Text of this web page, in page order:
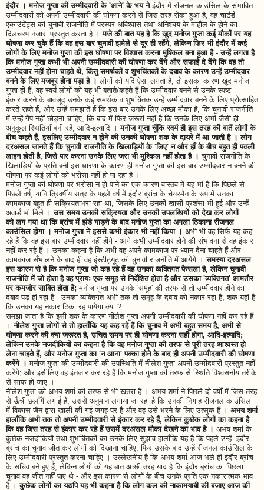
इंदौर । मनोज गुप्ता की उम्मीदवारी के 'आने' के भय नेइंदौर में रीजनल काउंसिल के संभावित
उम्मीदवारों को अपनी उम्मीदवारी की घोषणा करने से जिस तरह रोका हुआ है, वह चार्टर्ड
एकाउंटेंट्स की चुनावी राजनीति में परस्पर अविश्वास तथा अनिश्चय के माहौल के होने का
दिलचस्प नजारा प्रस्तुत करता है ।मजे की बात यह है कि खुद मनोज गुप्ता कई मौकों पर यह
घोषणा कर चुके हैं कि वह इस बार चुनावी झमेले से दूर ही रहेंगे, लेकिन फिर भी इंदौर में कई
लोगों के लिए मनोज गुप्ता की इस घोषणा पर विश्वास करना मुश्किल बना हुआ है - उन्हें लगता है
कि मनोज गुप्ता कभी भी अपनी उम्मीदवारी की घोषणा कर देंगे और सफाई दे देंगे कि वह तो
उम्मीदवार नहीं होना चाहते थे, किंतु समर्थकों व शुभचिंतकों के दबाव के कारण उन्हें उम्मीदवार
बनने के लिए मजबूर होना पड़ा है । लोगों को यदि ऐसा लगता है, तो इसका कारण खुद मनोज
गुप्ता ही हैं; वह स्वयं लोगों को यह भी बताते/कहते हैं कि उम्मीदवार बनने से उनके स्पष्ट
इंकार करने के बावजूद उनके कई समर्थक व शुभचिंतक उन्हें उम्मीदवार बनने के लिए प्रोत्साहित
करते रहते हैं, और उन्हें समझाते हैं कि इस बार उनके लिए अच्छा मौका है, कि चुनावी राजनीति
में उन्हें गैप नहीं छोड़ना चाहिए, कि बाद में फिर जरूरी नहीं है कि उनके लिए अभी जैसी ही
अनुकूल स्थितियाँ बनी रहें, आदि-इत्यादि ।मनोज गुप्ता चूँकि स्वयं ही इस तरह की बातें लोगों के
बीच कहते हैं, इसलिए उम्मीदवार न होने की उनकी घोषणा शक के दायरे में आ जाती है । लोग
दरअसल जानते हैं कि चुनावी राजनीति के खिलाड़ियों के 'लिए' न और हाँ के बीच बहुत ही पतली
लाइन होती है, जिसे पार करना उनके लिए जरा भी मुश्किल नहीं होता है । चुनावी राजनीति के
खिलाड़ियों के प्रति बनी इस धारणा के कारण ही मनोज गुप्ता की इस बार उम्मीदवार न बनने की
घोषणा पर कई लोगों को भरोसा नहीं हो पा रहा है ।
मनोज गुप्ता की घोषणा पर भरोसा न हो पाने का एक कारण वास्तव में यह भी है कि पिछले से
पिछले वर्ष, यानि त्रिवर्षीय सत्र के पहले वर्ष में इंदौर ब्रांच के चेयरमैन के रूप में उनका
कामकाज बहुत ही सक्रियताभरा रहा था, जिसके लिए उनकी खासी प्रशंसा भी हुई और उन्हें
अवार्ड भी मिले ।उस समय उनकी सक्रियता और उनकी उपलब्धियों को देख कर लोगों
को लग गया था कि ब्रांच में झंडे गाड़ने के बाद मनोज गुप्ता का अगला ठिकाना रीजनल
काउंसिल होगा । मनोज गुप्ता ने इससे कभी इंकार भी नहीं किया । अभी भी वह सिर्फ यह कह
रहे हैं कि वह इस बार उम्मीदवार नहीं होंगे - आगे कभी उम्मीदवार होने की संभावना से वह इंकार
नहीं कर रहे हैं । उनका कहना है कि अभी वह अपने कामकाज पर ध्यान देना चाहते हैं और
कामकाज सँभालने के बाद ही वह इंस्टीट्यूट की चुनावी राजनीति में आयेंगे ।समस्या दरअसल
इस कारण से है कि मनोज गुप्ता जो कह रहे हैं वह उनका व्यक्तिगत फैसला है, लेकिन चुनावी
राजनीति में जो होता है वह प्रायः एक समूह से निर्देशित होता है और उसका 'व्यक्तिगत' आमतौर
पर कमजोर साबित होता है; मनोज गुप्ता पर उनके 'समूह' की तरफ से तो उम्मीदवार होने का
दबाव पड़ ही रहा है - उनका व्यक्तिगत अभी तक तो समूह के दबाव को नकार रहा है; शक यही है
कि उनका यह नकार टिका रह पायेगा क्या ?
समझा जाता है कि इसी शक के कारण नीलेश गुप्ता अपनी उम्मीदवारी की घोषणा नहीं कर रहे हैं
।नीलेश गुप्ता लोगों से तो हालाँकि यह कह रहे हैं कि चुनाव में अभी बहुत समय है, अभी से
घोषणा करने की क्या जरूरत है, उचित समय पर ही घोषणा करना सही होगा, आदि-इत्यादि;
लेकिन उनके नजदीकियों का कहना है कि वह मनोज गुप्ता की तरफ से पूरी तरह आश्वस्त हो
लेना चाहते हैं, और मनोज गुप्ता का 'न आना' पक्का होने के बाद ही अपनी उम्मीदवारी की घोषणा
करेंगे । मनोज गुप्ता की उम्मीदवारी की उपस्थिति में नीलेश गुप्ता अपनी उम्मीदवारी प्रस्तुत नहीं
करेंगे; और इसीलिए वह इंतजार कर रहे हैं कि मनोज गुप्ता की तरफ से स्थिति विश्वसनीय तरीके
से साफ हो जाए ।
नीलेश गुप्ता को अभय शर्मा की तरफ से भी खतरा है । अभय शर्मा ने पिछले दो वर्षों में जिस तरह
से ऊँची छलाँगें लगाई हैं, उससे अनुमान लगाया जा रहा है कि उनकी निगाह रीजनल काउंसिल
में विकास जैन द्वारा खाली की गई जगह पर है और वह उसे भरने के लिए उत्सुक हैं । अभय शर्मा
हालाँकि अभी तक तो अपनी उम्मीदवारी से इंकार कर रहे हैं, लेकिन कुछेक लोगों का कहना है
कि वह जिस तरह से इंकार कर रहे हैं उसमें दरअसल मौका देखने का भाव है । अभय शर्मा के
कुछेक नजदीकियों तथा शुभचिंतकों का उनके लिए सुझाव हालाँकि यह है कि पहले उन्हें इंदौर
ब्रांच का चुनाव जीत कर लोगों को दिखाना चाहिए, फिर उसके बाद उन्हें रीजनल काउंसिल के
लिए उम्मीदवारी प्रस्तुत करना चाहिए । उल्लेखनीय है कि अभय शर्मा आज भले ही इंदौर ब्रांच
के सचिव बने हुए हैं, लेकिन लोगों को यह बात अच्छी तरह याद है कि इंदौर ब्रांच का पिछला
चुनाव वह जीत नहीं पाए थे - और इस कारण से लोगों के बीच उनके प्रति एक नकारात्मक भाव
है ।कुछेक लोगों का यद्यपि यह भी कहना है कि लोग कल की नाकामयाबी की बजाए आज की